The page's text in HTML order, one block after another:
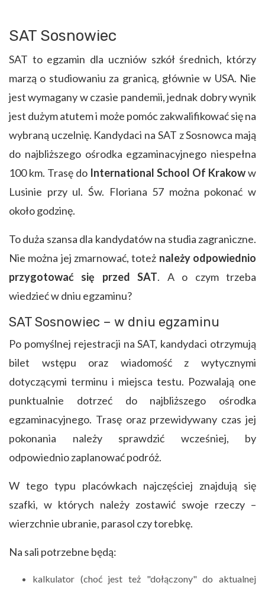
SAT Sosnowiec
SAT to egzamin dla uczniów szkół średnich, którzy
marzą o studiowaniu za granicą, głównie w USA. Nie
jest wymagany w czasie pandemii, jednak dobry wynik
jest dużym atutem i może pomóc zakwalifikować się na
wybraną uczelnię. Kandydaci na SAT z Sosnowca mają
do najbliższego ośrodka egzaminacyjnego niespełna
100 km. Trasę do International School Of Krakoww
Lusinie przy ul. Św. Floriana 57 można pokonać w
około godzinę.
To duża szansa dla kandydatów na studia zagraniczne.
Nie można jej zmarnować, toteż należy odpowiednio
przygotować się przed SAT. A o czym trzeba
wiedzieć w dniu egzaminu?
SAT Sosnowiec – w dniu egzaminu
Po pomyślnej rejestracji na SAT, kandydaci otrzymują
bilet wstępu oraz wiadomość z wytycznymi
dotyczącymi terminu i miejsca testu. Pozwalają one
punktualnie dotrzeć do najbliższego ośrodka
egzaminacyjnego. Trasę oraz przewidywany czas jej
pokonania należy sprawdzić wcześniej, by
odpowiednio zaplanować podróż.
W tego typu placówkach najczęściej znajdują się
szafki, w których należy zostawić swoje rzeczy –
wierzchnie ubranie, parasol czy torebkę.
Na sali potrzebne będą:
kalkulator (choć jest też "dołączony" do aktualnej